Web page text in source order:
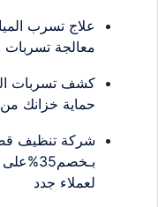
معالجة تسربات
حماية خزانك من
لعملاء جدد